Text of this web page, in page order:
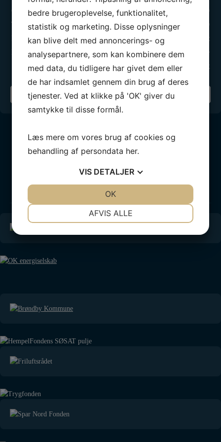
Onsdag:
17.00 - 20.00
Torsdag:
17.00 - 21.00
Fredag:
Lukket
Lørdag:
Efter aftale
Søndag:
Lukket
Din sejlklub
Vores partnere
BLIV PARTNER
bedre brugeroplevelse, funktionalitet,
statistik og marketing. Disse oplysninger
kan blive delt med annoncerings- og
analysepartnere, som kan kombinere dem
med data, du tidligere har givet dem eller
de har indsamlet gennem din brug af deres
tjenester. Ved at klikke på 'OK' giver du
samtykke til disse formål.
Læs mere om vores brug af cookies og
behandling af persondata her.
VIS DETALJER
AFVIS ALLE
OK